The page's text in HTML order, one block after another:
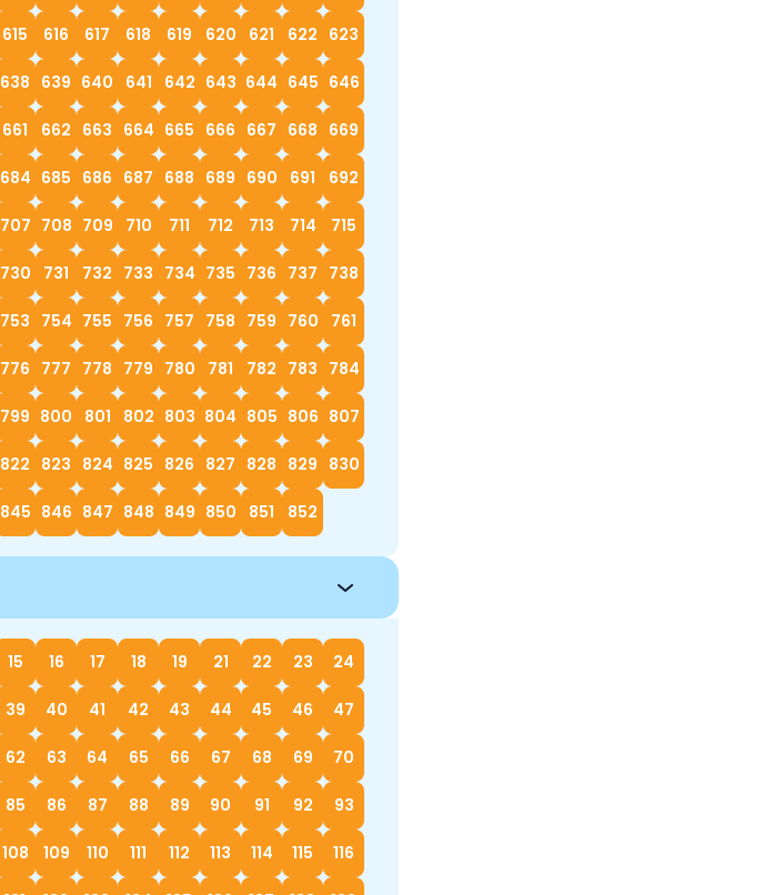
615 616 617 618 619 620 621 622 623
638 639 640 641 642 643 644 645 646
661 662 663 664 665 666 667 668 669
684 685 686 687 688 689 690 691 692
707 708 709 710 711 712 713 714 715
730 731 732 733 734 735 736 737 738
753 754 755 756 757 758 759 760 761
776 777 778 779 780 781 782 783 784
799 800 801 802 803 804 805 806 807
822 823 824 825 826 827 828 829 830
845 846 847 848 849 850 851 852
15 16 17 18 19 21 22 23 24
39 40 41 42 43 44 45 46 47
62 63 64 65 66 67 68 69 70
85 86 87 88 89 90 91 92 93
108 109 110 111 112 113 114 115 116